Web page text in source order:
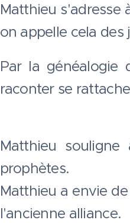
Matthieu s'adresse
on appelle cela des
Par la généalogie
raconter se
Matthieu
prophètes.
Matthieu a envie
l'ancienne alliance.